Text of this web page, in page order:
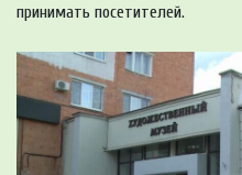
принимать посетителей.